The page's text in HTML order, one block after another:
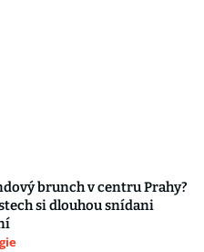
brunch v centru Prahy?
si dlouhou snídani